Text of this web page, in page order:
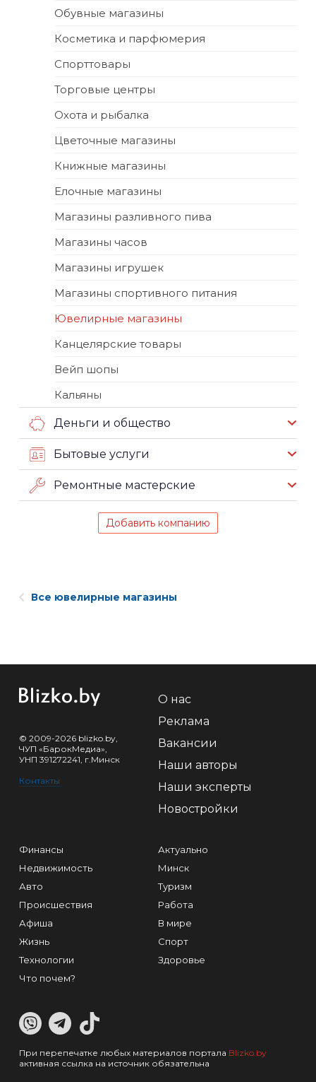
Обувные магазины
Косметика и парфюмерия
Спорттовары
Торговые центры
Охота и рыбалка
Цветочные магазины
Книжные магазины
Елочные магазины
Магазины разливного пива
Магазины часов
Магазины игрушек
Магазины спортивного питания
Ювелирные магазины
Канцелярские товары
Вейп шопы
Кальяны
Деньги и общество
Бытовые услуги
Ремонтные мастерские
Добавить компанию
Все ювелирные магазины
© 2009-2026 blizko.by,
ЧУП «БарокМедиа»,
УНП 391272241, г.Минск
Контакты
О нас
Реклама
Вакансии
Наши авторы
Наши эксперты
Новостройки
Финансы
Недвижимость
Авто
Происшествия
Афиша
Жизнь
Технологии
Что почем?
Актуально
Минск
Туризм
Работа
В мире
Спорт
Здоровье
При перепечатке любых материалов портала Blizko.by
активная ссылка на источник обязательна